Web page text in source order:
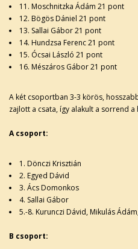
11. Moschnitzka Ádám 21 pont
12. Bögös Dániel 21 pont
13. Sallai Gábor 21 pont
14. Hundzsa Ferenc 21 pont
15. Ócsai László 21 pont
16. Mészáros Gábor 21 pont
A két csoportban 3-3 körös,
zajlott a csata, így alakult a sorrend
A csoport:
1. Dönczi Krisztián
2. Egyed Dávid
3. Ács Domonkos
4. Sallai Gábor
5.-8. Kurunczi Dávid, Mikulás
B csoport: